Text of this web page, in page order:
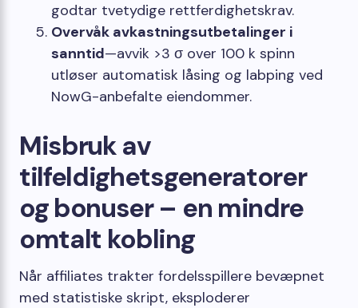
godtar tvetydige rettferdighetskrav.
Overvåk avkastningsutbetalinger i
sanntid—avvik >3 σ over 100 k spinn
utløser automatisk låsing og labping ved
NowG-anbefalte eiendommer.
Misbruk av
tilfeldighetsgeneratorer
og bonuser – en mindre
omtalt kobling
Når affiliates trakter fordelsspillere bevæpnet
med statistiske skript, eksploderer